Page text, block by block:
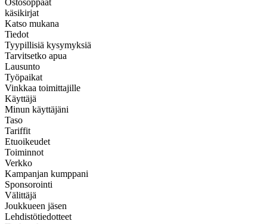
Ostosoppaat
käsikirjat
Katso mukana
Tiedot
Tyypillisiä kysymyksiä
Tarvitsetko apua
Lausunto
Työpaikat
Vinkkaa toimittajille
Käyttäjä
Minun käyttäjäni
Taso
Tariffit
Etuoikeudet
Toiminnot
Verkko
Kampanjan kumppani
Sponsorointi
Välittäjä
Joukkueen jäsen
Lehdistötiedotteet